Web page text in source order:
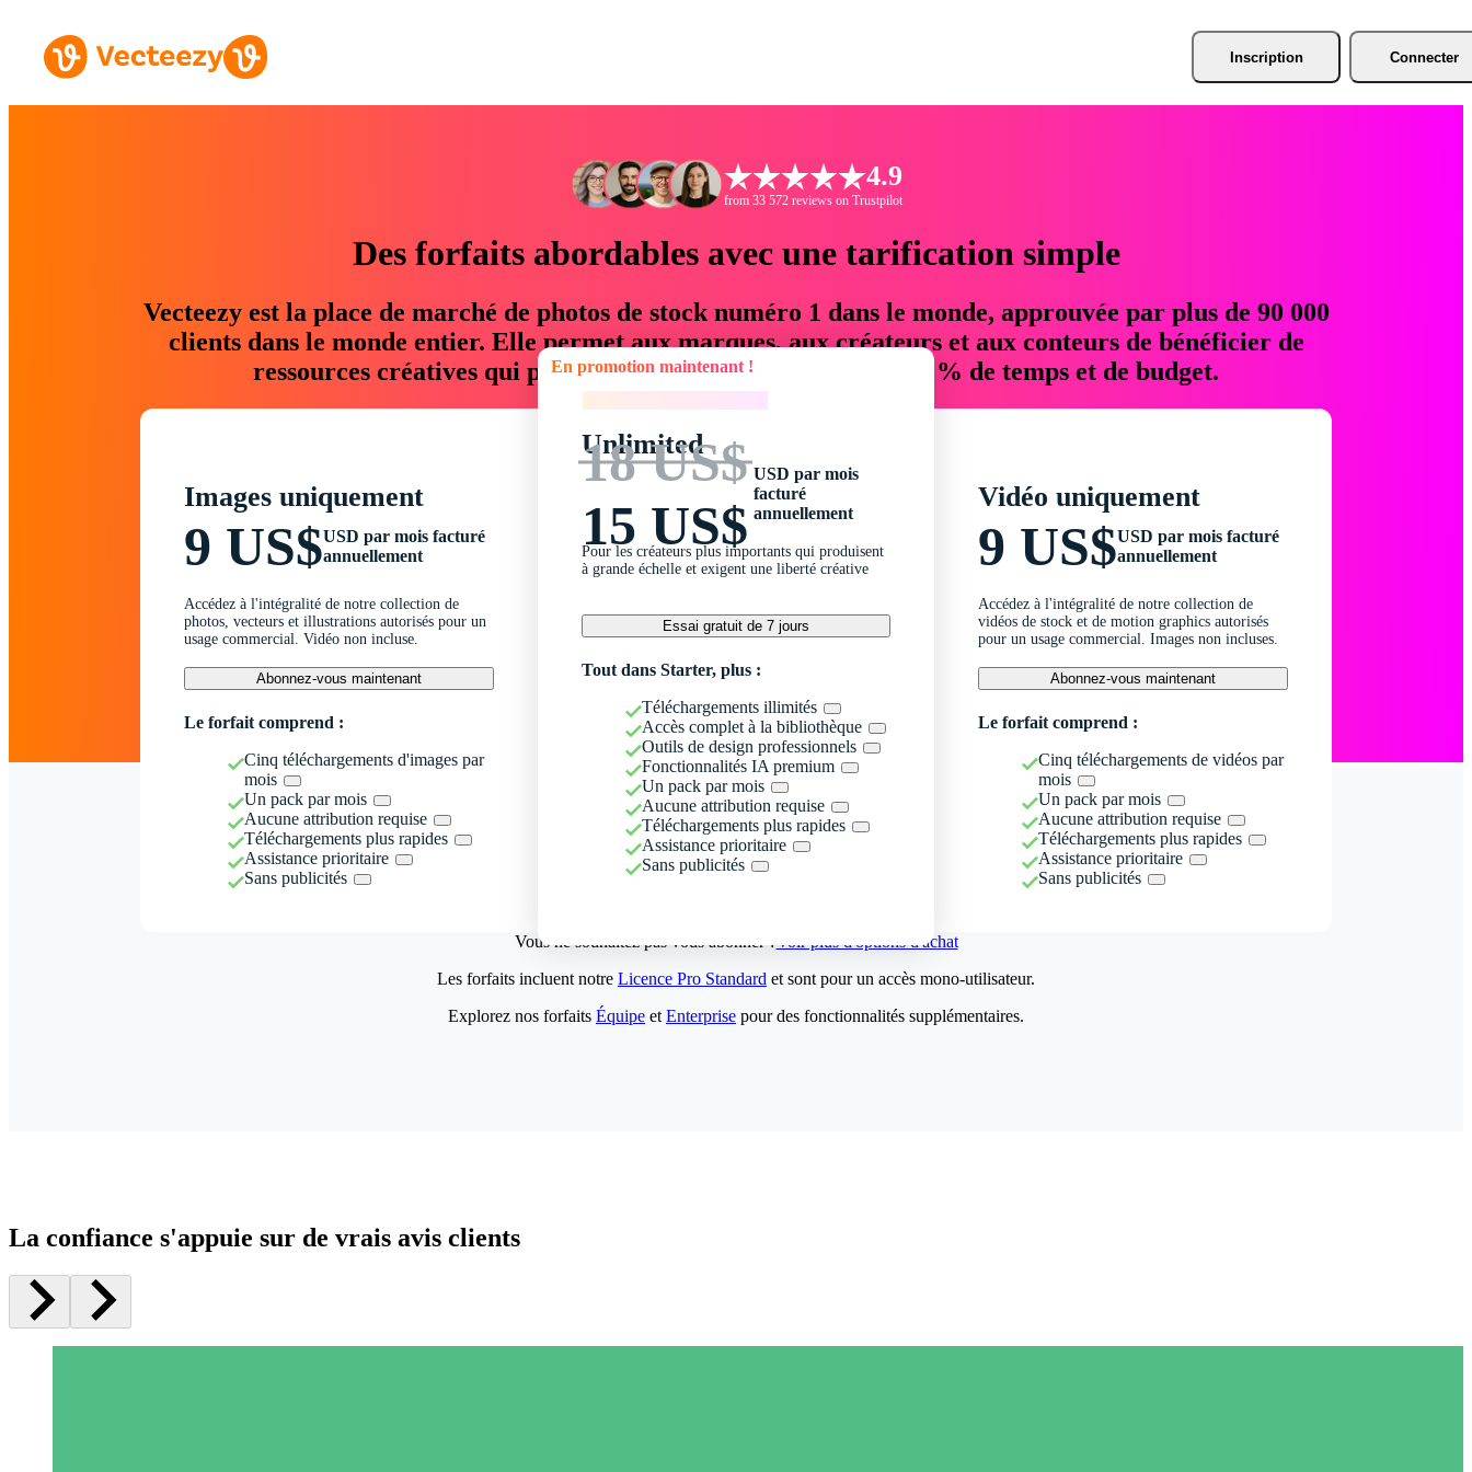
Inscription Connecter
4.9
from 33 572 reviews on Trustpilot
Des forfaits abordables avec une tarification simple
Vecteezy est la place de marché de photos de stock numéro 1 dans le monde, approuvée par plus de 90 000
clients dans le monde entier. Elle permet aux marques, aux créateurs et aux conteurs de bénéficier de
ressources créatives qui permettent d'économiser jusqu'à 76 % de temps et de budget.
Images uniquement
9 US$USD par mois facturé
annuellement
Accédez à l'intégralité de notre collection de
photos, vecteurs et illustrations autorisés pour un
usage commercial. Vidéo non incluse.
Abonnez-vous maintenant
Le forfait comprend :
Cinq téléchargements d'images par
mois
Un pack par mois
Aucune attribution requise
Téléchargements plus rapides
Assistance prioritaire
Sans publicités
En promotion maintenant !
Unlimited
18 US$
15 US$
USD par mois
facturé
annuellement
Pour les créateurs plus importants qui produisent
à grande échelle et exigent une liberté créative
Essai gratuit de 7 jours
Tout dans Starter, plus :
Téléchargements illimités
Accès complet à la bibliothèque
Outils de design professionnels
Fonctionnalités IA premium
Un pack par mois
Aucune attribution requise
Téléchargements plus rapides
Assistance prioritaire
Sans publicités
Vidéo uniquement
9 US$USD par mois facturé
annuellement
Accédez à l'intégralité de notre collection de
vidéos de stock et de motion graphics autorisés
pour un usage commercial. Images non incluses.
Abonnez-vous maintenant
Le forfait comprend :
Cinq téléchargements de vidéos par
mois
Un pack par mois
Aucune attribution requise
Téléchargements plus rapides
Assistance prioritaire
Sans publicités
Vous ne souhaitez pas vous abonner ?Voir plus d'options d'achat
Les forfaits incluent notre Licence Pro Standard et sont pour un accès mono-utilisateur.
Explorez nos forfaits Équipe et Enterprise pour des fonctionnalités supplémentaires.
La confiance s'appuie sur de vrais avis clients